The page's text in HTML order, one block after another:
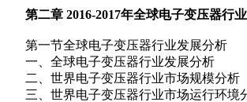
第二章 2016-2017年全球电子变压器行
第一节全球电子变压器行业发展分析
一、全球电子变压器行业发展分析
二、世界电子变压器行业市场规模分析
三、世界电子变压器行业市场运行环境